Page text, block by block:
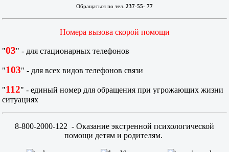
Обращаться по тел. 237-55- 77
Номера вызова скорой помощи
"03" - для стационарных телефонов
"103" - для всех видов телефонов связи
"112" - единый номер для обращения при угрожающих жизни
ситуациях
8-800-2000-122 - Оказание экстренной психологической
помощи детям и родителям.